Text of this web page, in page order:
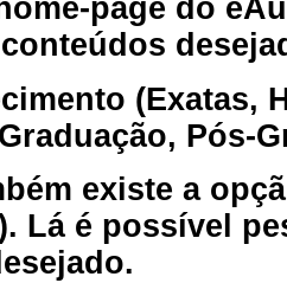
page do
(Exatas,
Pós-
existe a
Lá é possível